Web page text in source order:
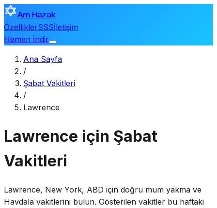
Am Hazak
ÖzelliklerSSSİletişim
Hemen İndir
Ana Sayfa
/
Şabat Vakitleri
/
Lawrence
Lawrence için Şabat
Vakitleri
Lawrence, New York, ABD için doğru mum yakma ve
Havdala vakitlerini bulun. Gösterilen vakitler bu haftaki